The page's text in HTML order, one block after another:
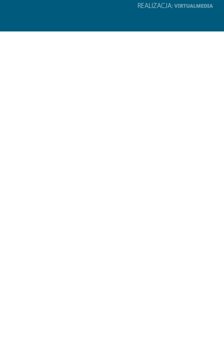
REALIZACJA: